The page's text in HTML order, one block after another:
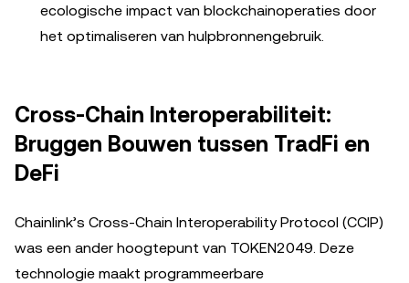
ecologische impact van blockchainoperaties door
het optimaliseren van hulpbronnengebruik.
Cross-Chain Interoperabiliteit:
Bruggen Bouwen tussen TradFi en
DeFi
Chainlink’s Cross-Chain Interoperability Protocol (CCIP)
was een ander hoogtepunt van TOKEN2049. Deze
technologie maakt programmeerbare